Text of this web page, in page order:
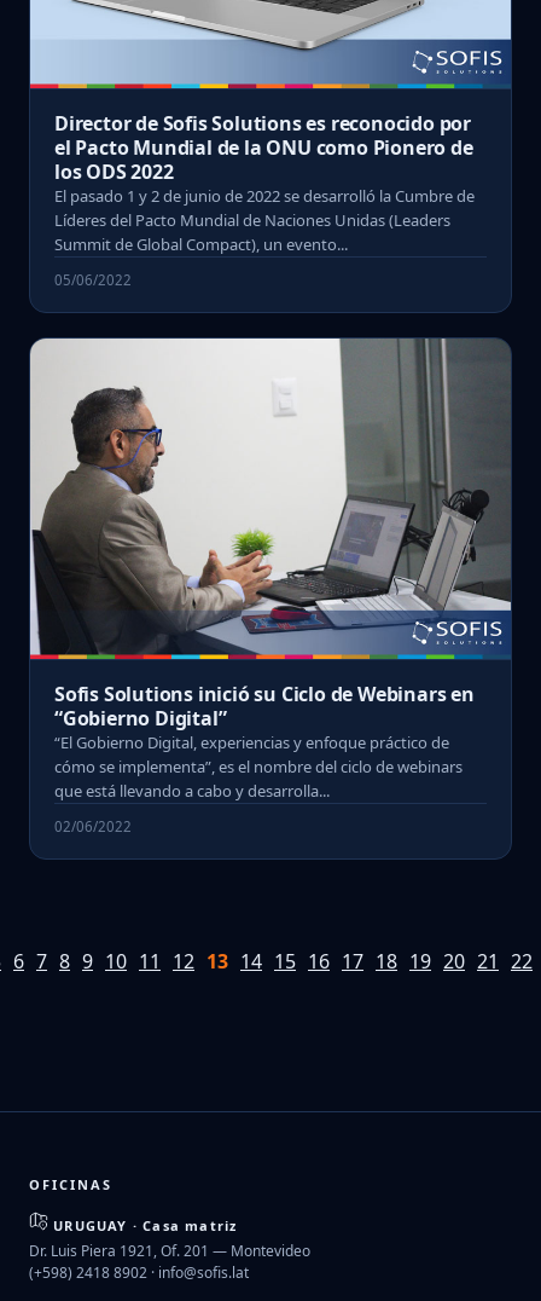
Director de Sofis Solutions es reconocido por
el Pacto Mundial de la ONU como Pionero de
los ODS 2022
El pasado 1 y 2 de junio de 2022 se desarrolló la Cumbre de
Líderes del Pacto Mundial de Naciones Unidas (Leaders
Summit de Global Compact), un evento...
05/06/2022
Sofis Solutions inició su Ciclo de Webinars en
“Gobierno Digital”
“El Gobierno Digital, experiencias y enfoque práctico de
cómo se implementa”, es el nombre del ciclo de webinars
que está llevando a cabo y desarrolla...
02/06/2022
6 7 8 9 10 11 12 13 14 15 16 17 18 19 20 21 22
OFICINAS
URUGUAY · Casa matriz
Dr. Luis Piera 1921, Of. 201 — Montevideo
(+598) 2418 8902 · info@sofis.lat